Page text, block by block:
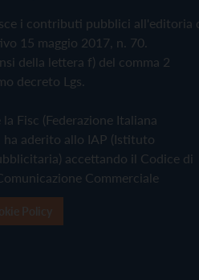
i contributi pubblici all'editoria
15 maggio 2017, n. 70.
della lettera f) del comma 2
decreto Lgs.
Fisc (Federazione Italiana
aderito allo IAP (Istituto
accettando il Codice di
Commerciale